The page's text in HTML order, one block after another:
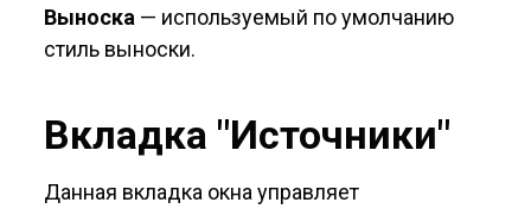
Выноска — используемый по умолчанию
стиль выноски.
Вкладка "Источники"
Данная вкладка окна управляет